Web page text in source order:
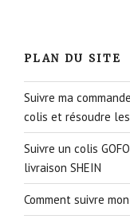
PLAN DU SITE
Suivre ma
colis et résoudre
Suivre un colis
livraison SHEIN
Comment suivre